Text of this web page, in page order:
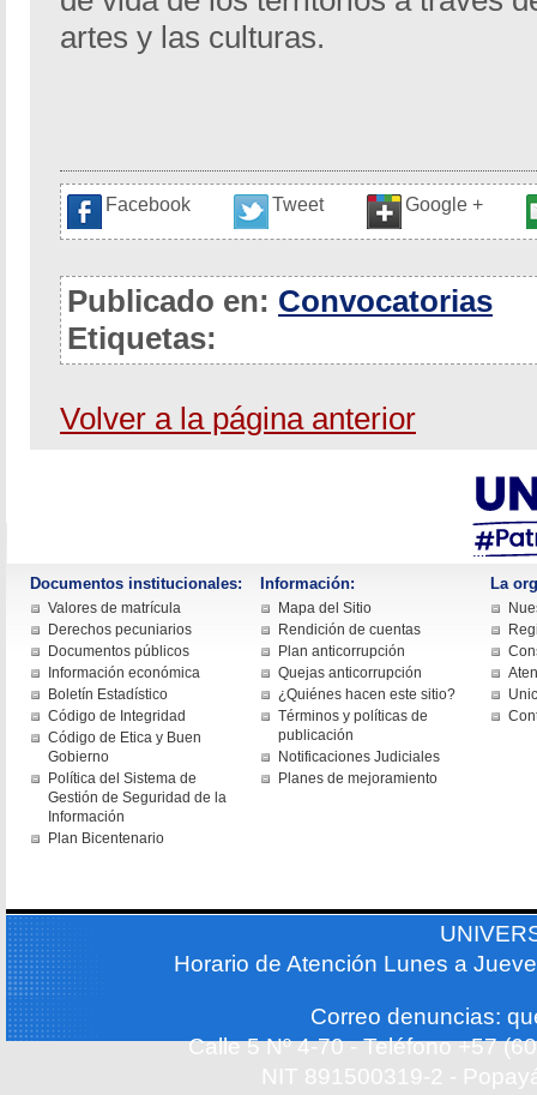
artes y las culturas.
Facebook Tweet Google +
Publicado en: Convocatorias
Etiquetas:
Volver a la página anterior
Documentos institucionales:
Valores de matrícula
Derechos pecuniarios
Documentos públicos
Información económica
Boletín Estadístico
Código de Integridad
Código de Etica y Buen
Gobierno
Política del Sistema de
Gestión de Seguridad de la
Información
Plan Bicentenario
Información:
Mapa del Sitio
Rendición de cuentas
Plan anticorrupción
Quejas anticorrupción
¿Quiénes hacen este sitio?
Términos y políticas de
publicación
Notificaciones Judiciales
Planes de mejoramiento
La
Horario de Atención Lunes a
Correo denuncias:
Calle 5 Nº 4-70 - Teléfono +57
NIT 891500319-2 -